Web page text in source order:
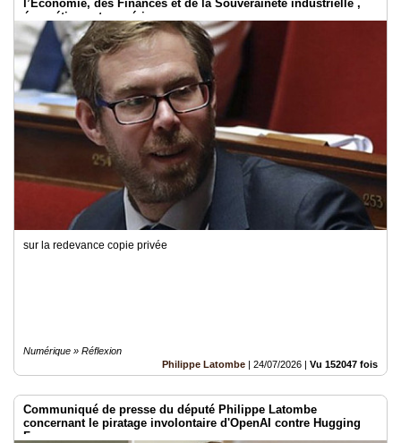
l’Économie, des Finances et de la Souveraineté industrielle ,
énergétique et numérique
sur la redevance copie privée
Numérique » Réflexion
Philippe Latombe | 24/07/2026 | Vu 152047 fois
Communiqué de presse du député Philippe Latombe
concernant le piratage involontaire d'OpenAI contre Hugging
Face